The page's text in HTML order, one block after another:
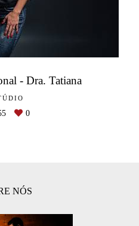
- Dra. Tatiana
0
NÓS